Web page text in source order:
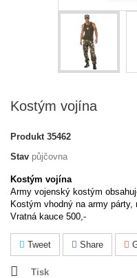
Kostým vojína
Produkt 35462
Stav půjčovna
Kostým vojína
Army vojenský kostým obsahuj
Kostým vhodný na army
Vratná kauce 500,-
Tweet Share
Tisk